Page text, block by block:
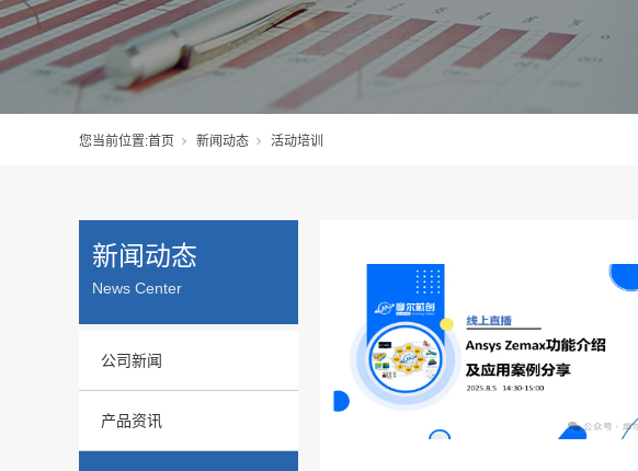
您当前位置:首页 新闻动态 活动培训
新闻动态
News Center
公司新闻
产品资讯